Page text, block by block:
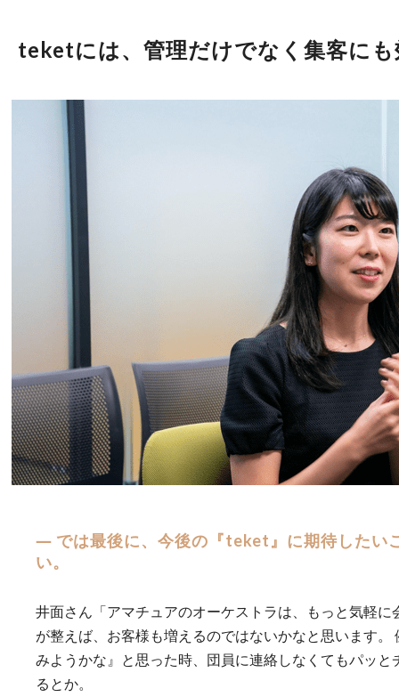
teketには、管理だけでなく集客に
― では最後に、今後の『teket』に期待したい
い。
井面さん「アマチュアのオーケストラは、もっと気軽に
が整えば、お客様も増えるのではないかなと思います。
みようかな』と思った時、団員に連絡しなくてもパッと
るとか。